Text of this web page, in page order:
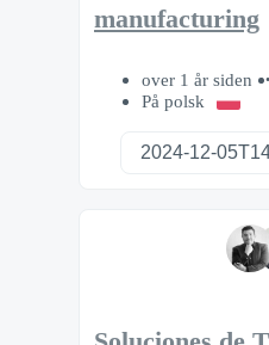
manufacturing
over 1 år siden
På polsk